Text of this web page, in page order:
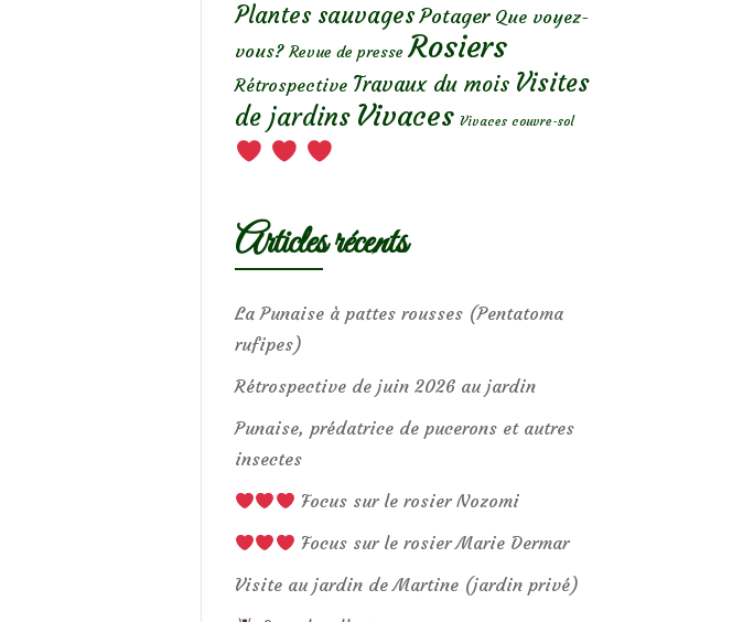
Plantes sauvages Potager Que voyez-
vous? Revue de presse Rosiers
Rétrospective Travaux du mois Visites
de jardins Vivaces Vivaces couvre-sol
Articles récents
La Punaise à pattes rousses (Pentatoma
rufipes)
Rétrospective de juin 2026 au jardin
Punaise, prédatrice de pucerons et autres
insectes
Focus sur le rosier Nozomi
Focus sur le rosier Marie Dermar
Visite au jardin de Martine (jardin privé)